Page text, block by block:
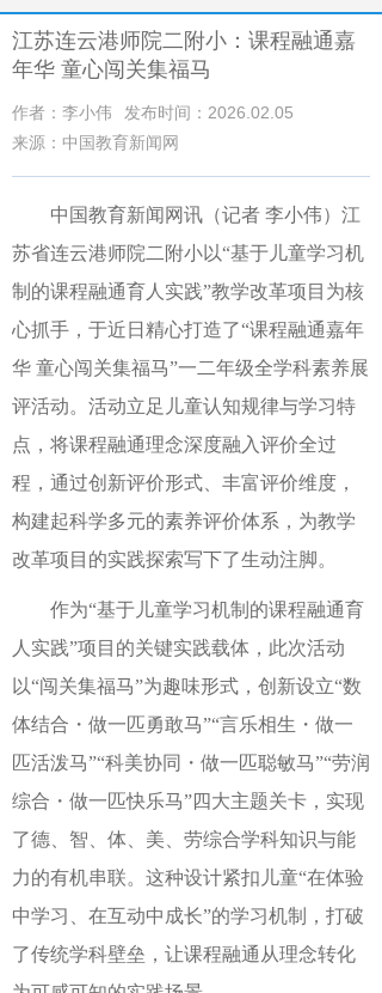
江苏连云港师院二附小：课程融通嘉
年华 童心闯关集福马
作者：李小伟
发布时间：2026.02.05
来源：中国教育新闻网
中国教育新闻网讯（记者 李小伟）江
苏省连云港师院二附小以“基于儿童学习机
制的课程融通育人实践”教学改革项目为核
心抓手，于近 日精心打造了“课程融通嘉年
华 童心闯关集福马”一二年级全学科素养展
评活动。活动立足儿童认知规律与学习特
点，将课程融通理念深度融入评价全过
程，通过创新评价形式、丰富评价维度，
构建起科学多元的素养评价体系，为教学
改革项目的实践探索写下了生动注脚。
作为“基于儿童学习机制的课程融通育
人实践”项目的关键实践载体，此次活动
以“闯关集福马”为趣味形式，创新设立“数
体结合 ・ 做一匹勇敢马”“言乐相生 ・ 做一
匹活泼马”“科美协同 ・ 做一匹聪敏马”“劳润
综合 ・ 做一匹快乐马”四大主题关卡，实现
了德、智、体、美、劳综合学科知识与能
力的有机串联。这种设计紧扣儿童“在体验
中学习、在互动中成长”的学习机制，打破
了传统学科壁垒，让课程融通从理念转化